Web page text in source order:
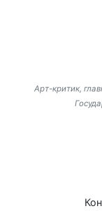
Арт-критик,